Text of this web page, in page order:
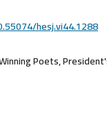
hesj.vi44.1288
Poets,